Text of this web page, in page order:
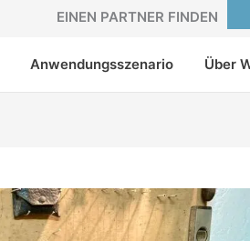
EINEN PARTNER FINDEN
Anwendungsszenario Über